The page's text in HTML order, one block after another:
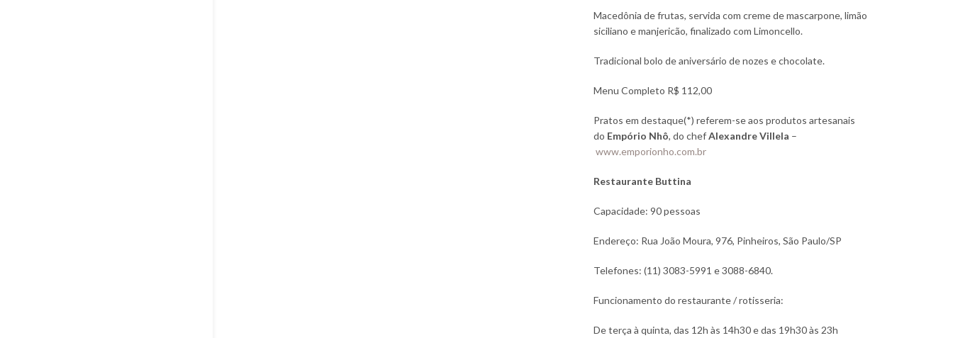
Macedônia de frutas, servida com creme de mascarpone, limão
siciliano e manjericão, finalizado com Limoncello.
Tradicional bolo de aniversário de nozes e chocolate.
Menu Completo R$ 112,00
Pratos em destaque(*) referem-se aos produtos artesanais
do Empório Nhô, do chefAlexandre Villela –
www.emporionho.com.br
Restaurante Buttina
Capacidade: 90 pessoas
Endereço: Rua João Moura, 976, Pinheiros, São Paulo/SP
Telefones: (11) 3083-5991 e 3088-6840.
Funcionamento do restaurante / rotisseria:
De terça à quinta, das 12h às 14h30 e das 19h30 às 23h